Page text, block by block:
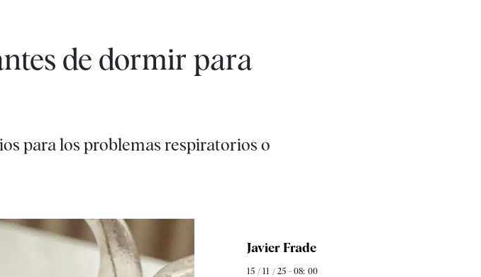
de dormir para
para los problemas respiratorios o
Javier Frade
15 / 11 / 25 - 08: 00